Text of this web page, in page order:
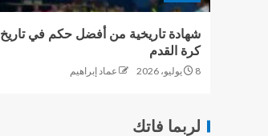
شهادة تاريخية من أفضل حكم في تاريخ
كرة القدم
8 يوليو، 2026 عماد إبراهيم
لربما فاتك